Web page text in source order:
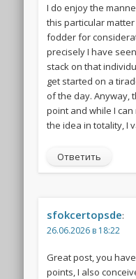
I do enjoy the
this particular
fodder for
precisely I have
stack on that
get started on a
of the day. Anyway,
point and while I
the idea in totality, I
Ответить
sfokcertopsde:
26.06.2026 в 18:22
Great post, you
points, I also